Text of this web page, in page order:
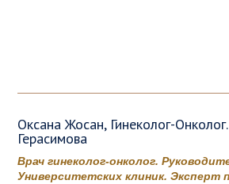
Оксана Жосан, Гинеколог-
Герасимова
Врач гинеколог-онколог.
Университетских клиник. Эксперт